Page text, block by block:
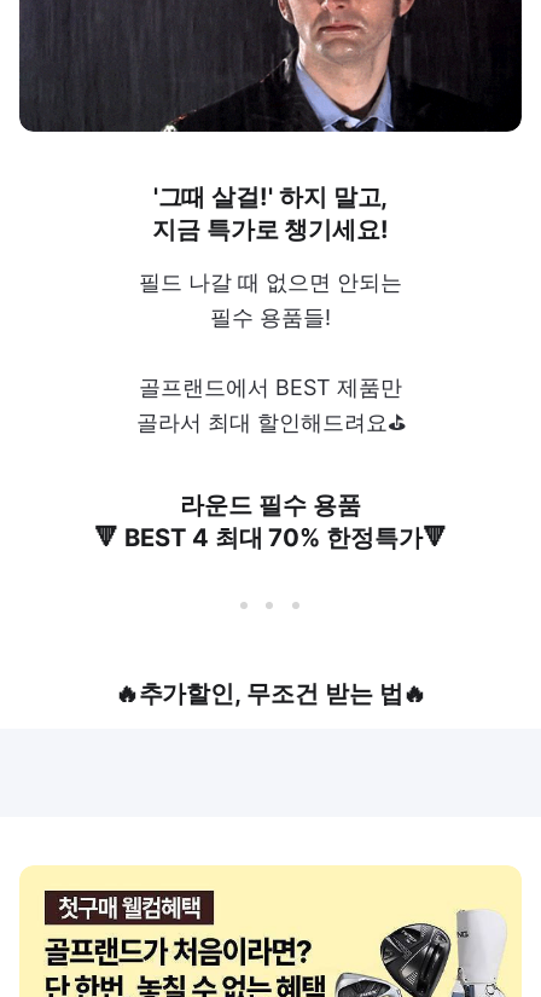
'그때 살걸!' 하지 말고,
지금 특가로 챙기세요!
필드 나갈 때 없으면 안되는
필수 용품들!
골프랜드에서 BEST 제품만
골라서 최대 할인해드려요⛳
라운드 필수 용품
🔻 BEST 4 최대 70% 한정특가🔻
🔥추가할인, 무조건 받는 법🔥